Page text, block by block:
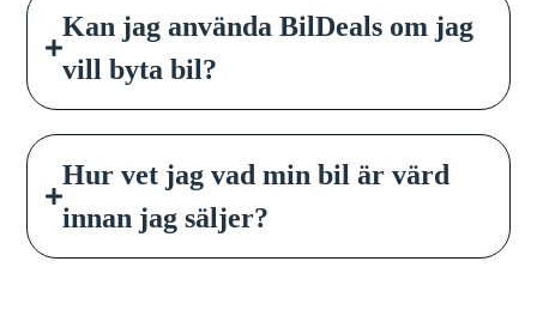
Kan jag använda BilDeals om jag
vill byta bil?
Hur vet jag vad min bil är värd
innan jag säljer?